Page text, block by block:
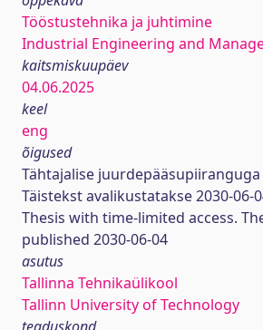
Tööstustehnika ja juhtimine
Industrial Engineering and
kaitsmiskuupäev
04.06.2025
keel
eng
õigused
Tähtajalise
Täistekst avalikustatakse 2030-06-
Thesis with time-limited access.
published 2030-06-04
asutus
Tallinna Tehnikaülikool
Tallinn University of Technology